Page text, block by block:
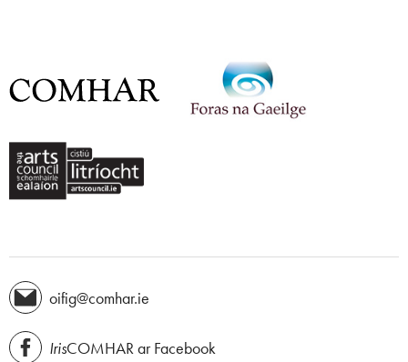
oifig@comhar.ie
IrisCOMHAR ar Facebook